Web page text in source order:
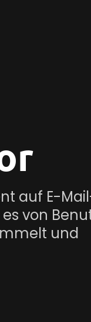
auf E-
von
und